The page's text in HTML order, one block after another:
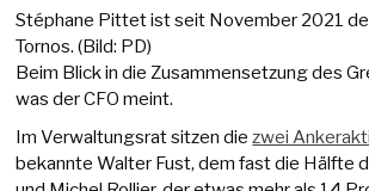
Stéphane Pittet ist seit November 2021
Tornos. (Bild: PD)
Beim Blick in die Zusammensetzung des
was der CFO meint.
Im Verwaltungsrat sitzen diezwei
bekannte Walter Fust, dem fast die Hälfte